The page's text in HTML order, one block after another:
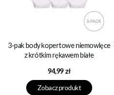
3-pak body kopertowe niemowlęce
z krótkim rękawem białe
Cena
94,99 zł
Zobacz produkt